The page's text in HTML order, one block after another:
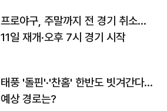
프로야구, 주말까지 전 경기 취소…
11일 재개·오후 7시 경기 시작
태풍 '돌핀'·'찬홈' 한반도 빗겨간다…
예상 경로는?